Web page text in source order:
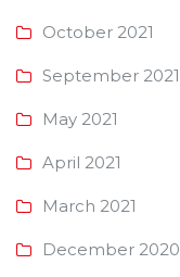
October 2021
September 2021
May 2021
April 2021
March 2021
December 2020